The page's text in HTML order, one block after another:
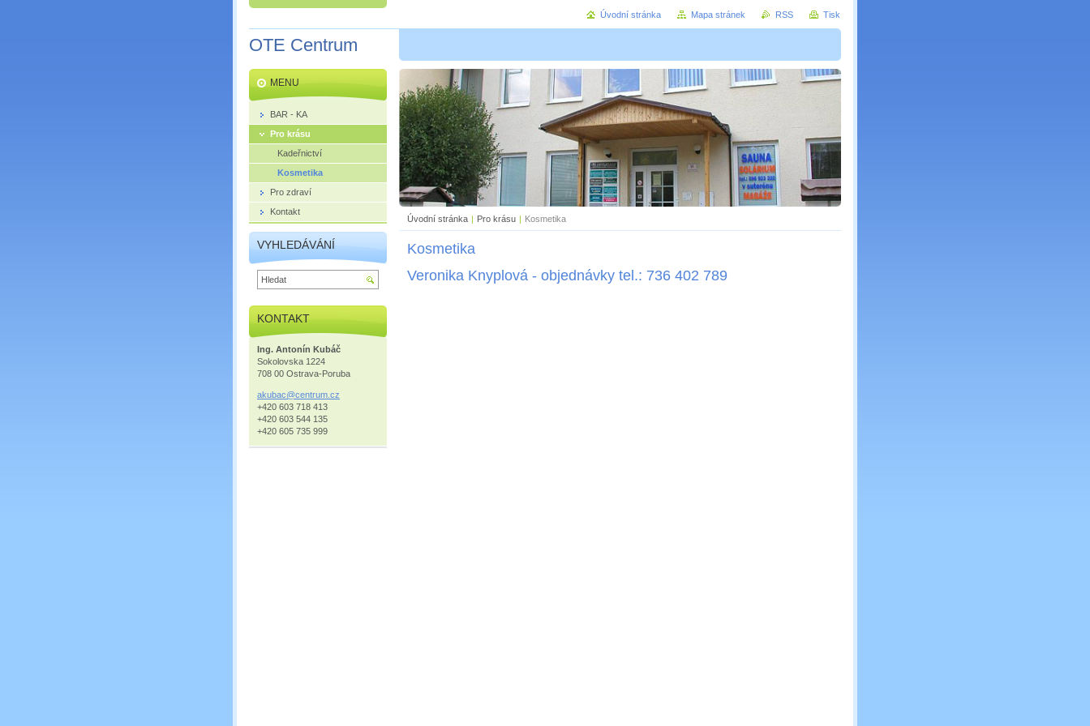
OTE Centrum
Úvodní stránka | Pro krásu | Kosmetika
Kosmetika
Veronika Knyplová - objednávky tel.: 736 402 789
MENU
BAR - KA
Pro krásu
Kadeřnictví
Kosmetika
Pro zdraví
Kontakt
VYHLEDÁVÁNÍ
KONTAKT
Ing. Antonín Kubáč
Sokolovska 1224
708 00 Ostrava-Poruba
akubac@centrum.cz
+420 603 718 413
+420 603 544 135
+420 605 735 999
Úvodní stránka Mapa stránek RSS Tisk